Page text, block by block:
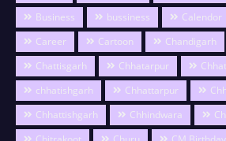
Business
bussiness Calendor
Career
Cartoon Chandigarh
Chattisgarh
Chhatarpur
chhatishgarh
Chhattarpur
Chhattishgarh
Chhindwara